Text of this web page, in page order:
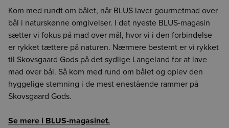
Kom med rundt om bålet, når BLUS laver gourmetmad over
bål i naturskønne omgivelser. I det nyeste BLUS-magasin
sætter vi fokus på mad over mål, hvor vi i den forbindelse
er rykket tættere på naturen. Nærmere bestemt er vi rykket
til Skovsgaard Gods på det sydlige Langeland for at lave
mad over bål. Så kom med rund om bålet og oplev den
hyggelige stemning i de mest enestående rammer på
Skovsgaard Gods.
Se mere i BLUS-magasinet.